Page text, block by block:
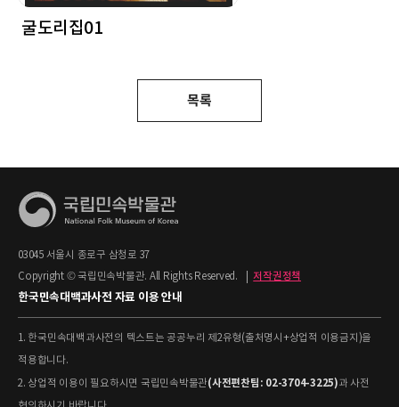
굴도리집01
목록
03045 서울시 종로구 삼청로 37
Copyright © 국립민속박물관. All Rights Reserved.
저작권정책
한국민속대백과사전 자료 이용 안내
1. 한국민속대백과사전의 텍스트는 공공누리 제2유형(출처명시+상업적 이용금지)을
적용합니다.
2. 상업적 이용이 필요하시면 국립민속박물관(사전편찬팀: 02-3704-3225)과 사전